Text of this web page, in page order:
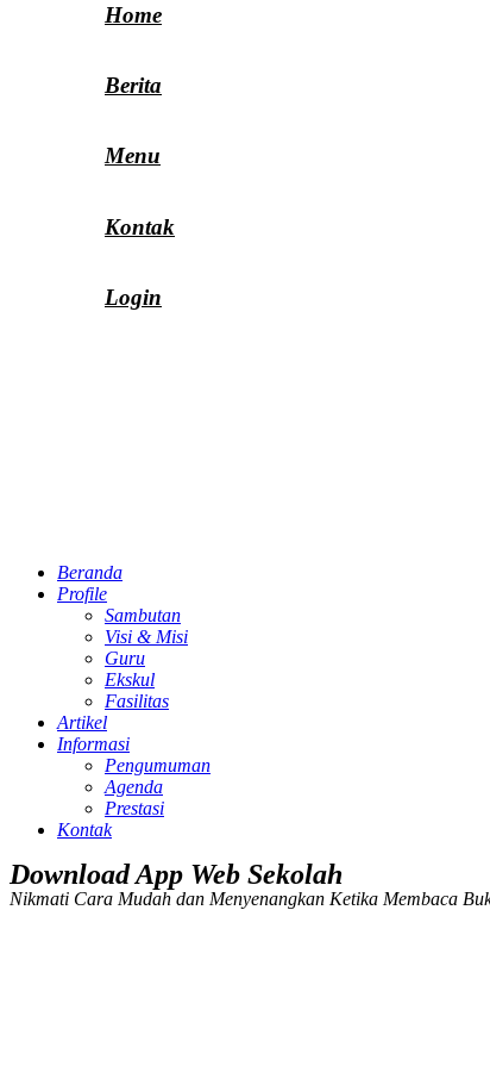
Home
Berita
Menu
Kontak
Login
Beranda
Profile
Sambutan
Visi & Misi
Guru
Ekskul
Fasilitas
Artikel
Informasi
Pengumuman
Agenda
Prestasi
Kontak
Download App Web Sekolah
Nikmati Cara Mudah dan Menyenangkan Ketika Membaca